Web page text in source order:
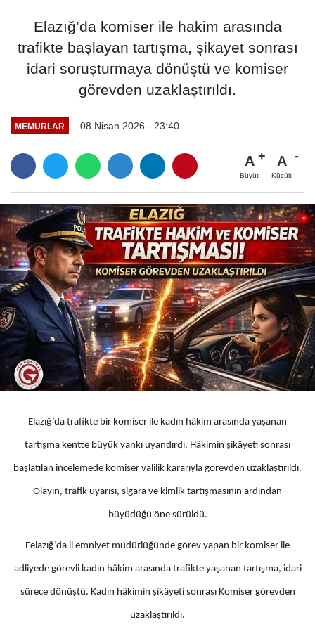
Elazığ’da komiser ile hakim arasında
trafikte başlayan tartışma, şikayet sonrası
idari soruşturmaya dönüştü ve komiser
görevden uzaklaştırıldı.
MEMURLAR 08 Nisan 2026 - 23:40
A
Büyüt
A
Küçült
Elazığ’da trafikte bir komiser ile kadın hâkim arasında yaşanan
tartışma kentte büyük yankı uyandırdı. Hâkimin şikâyeti sonrası
başlatılan incelemede komiser valilik kararıyla görevden uzaklaştırıldı.
Olayın, trafik uyarısı, sigara ve kimlik tartışmasının ardından
büyüdüğü öne sürüldü.
Eelazığ’da il emniyet müdürlüğünde görev yapan bir komiser ile
adliyede görevli kadın hâkim arasında trafikte yaşanan tartışma, idari
sürece dönüştü. Kadın hâkimin şikâyeti sonrası Komiser görevden
uzaklaştırıldı.